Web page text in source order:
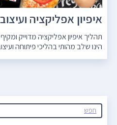
איפיון אפליקציה
תהליך איפיון אפליקציה מדוייק
הינו שלב מהותי בהליכי פיתוחה